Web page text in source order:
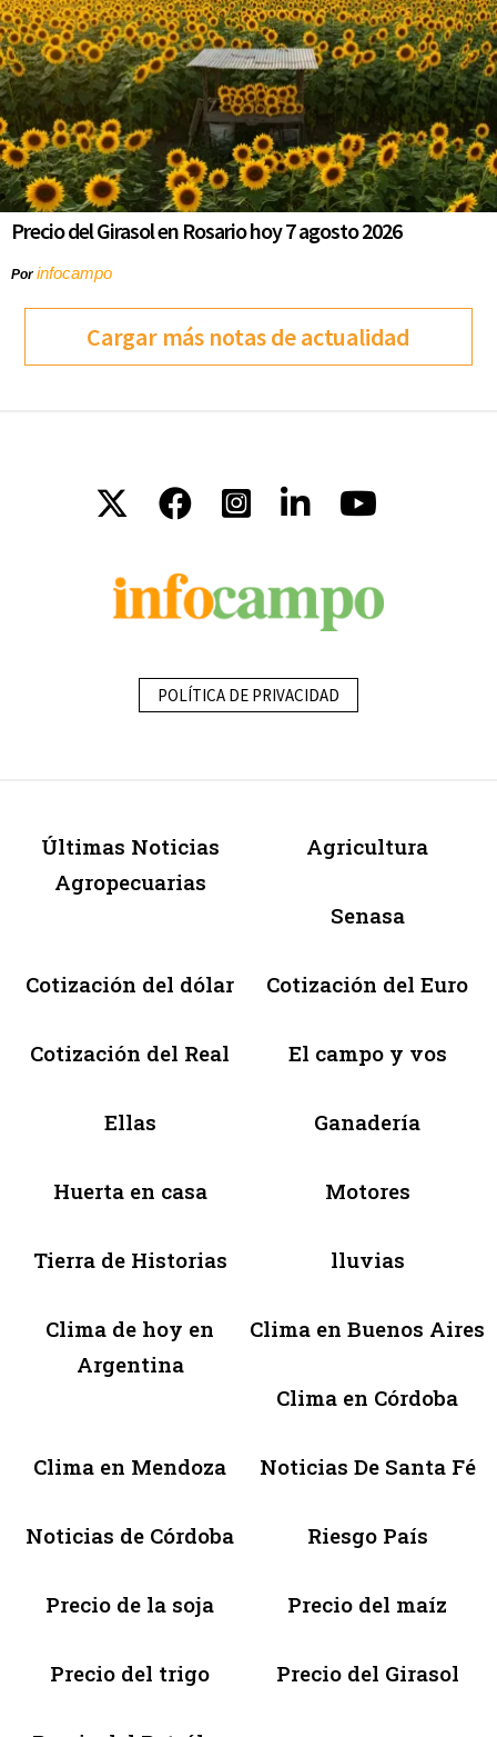
Precio del Girasol en Rosario hoy 7 agosto 2026
Porinfocampo
Cargar más notas de actualidad
POLÍTICA DE PRIVACIDAD
Últimas Noticias
Agropecuarias
Agricultura
Senasa
Cotización del dólar Cotización del Euro
Cotización del Real El campo y vos
Ellas Ganadería
Huerta en casa Motores
Tierra de Historias lluvias
Clima de hoy en
Argentina
Clima en Buenos Aires
Clima en Córdoba
Clima en Mendoza Noticias De Santa Fé
Noticias de Córdoba Riesgo País
Precio de la soja Precio del maíz
Precio del trigo Precio del Girasol